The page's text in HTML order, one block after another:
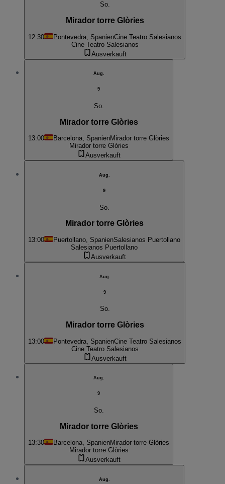
So.
Mirador torre Glòries
12:30 Pontevedra, SpanienCine Teatro Salesianos
Cine Teatro Salesianos
Ausverkauft
Aug.
9
So.
Mirador torre Glòries
13:00 Barcelona, SpanienMirador torre Glòries
Mirador torre Glòries
Ausverkauft
Aug.
9
So.
Mirador torre Glòries
13:00 Puertollano, SpanienSalesianos Puertollano
Salesianos Puertollano
Ausverkauft
Aug.
9
So.
Mirador torre Glòries
13:00 Pontevedra, SpanienCine Teatro Salesianos
Cine Teatro Salesianos
Ausverkauft
Aug.
9
So.
Mirador torre Glòries
13:30 Barcelona, SpanienMirador torre Glòries
Mirador torre Glòries
Ausverkauft
Aug.